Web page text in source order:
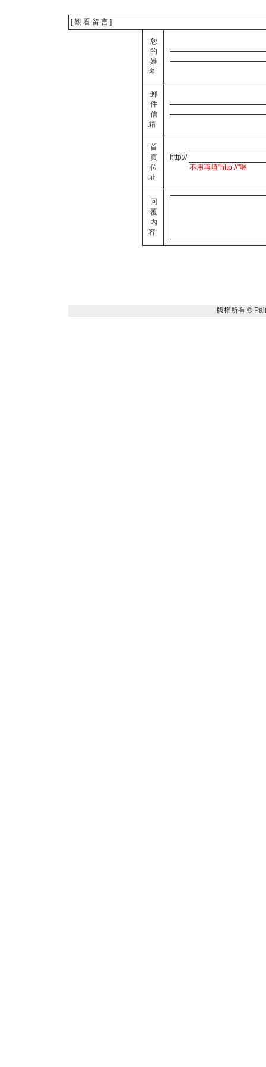
[ 觀 看 留 言 ]
您
的
姓
名
郵
件
信
箱
首
頁
位
址
http://
不用再填"http://"喔
回
覆
內
容
版權所有 ©